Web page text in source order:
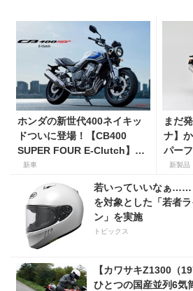
ホンダの新世代400ネイキッ
ドついに登場！【CB400
SUPER FOUR E-Clutch】8
月21日に発売！ 価格99万
新車
まだ
ナ】
パー
場！
新製品
若いっていいなぁ……
を対象とした「若者
ン」を実施
トピックス
【カワサキZ1300（
ひとつの国産並列6気